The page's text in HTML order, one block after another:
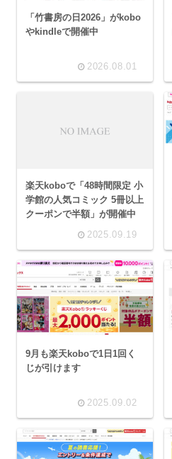
「竹書房の日2026」がkobo
やkindleで開催中
2026.08.01
楽天koboで「48時間限定 小
学館の人気コミック 5冊以上
クーポンで半額」が開催中
2025.09.19
9月も楽天koboで1日1回く
じが引けます
2025.09.02